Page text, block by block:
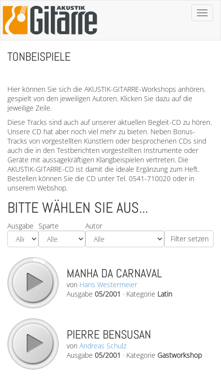
Toggle
TONBEISPIELE
Hier können Sie sich die AKUSTIK-GITARRE-Workshops anhören,
gespielt von den jeweiligen Autoren. Klicken Sie dazu auf die
jeweilige Zeile.
Diese Tracks sind auch auf unserer aktuellen Begleit-CD zu hören.
Unsere CD hat aber noch viel mehr zu bieten. Neben Bonus-
Tracks von vorgestellten Künstlern oder besprochenen CDs sind
auch die in den Testberichten vorgestellten Instrumente oder
Geräte mit aussagekräftigen Klangbeispielen vertreten. Die
AKUSTIK-GITARRE-CD ist damit die ideale Ergänzung zum Heft.
Bestellen können Sie die CD unter Tel. 0541-710020 oder in
unserem Webshop.
BITTE WÄHLEN SIE AUS...
Ausgabe Sparte Autor
MANHA DA CARNAVAL
von Hans Westermeier
Ausgabe 05/2001 · Kategorie Latin
PIERRE BENSUSAN
von Andreas Schulz
Ausgabe 05/2001 · Kategorie Gastworkshop